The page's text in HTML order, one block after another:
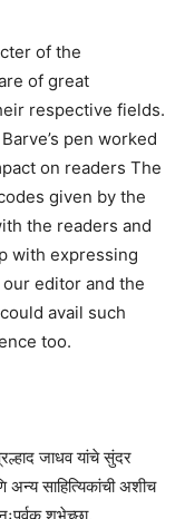
of the
of great
respective fields.
pen worked
on readers The
given by the
the readers and
with expressing
editor and the
avail such
too.
जाधव यांचे सुंदर
अन्य साहित्यिकांची अशीच
शुभेच्छा.